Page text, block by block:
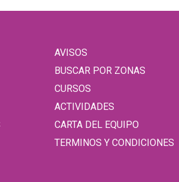
AVISOS
BUSCAR POR ZONAS
CURSOS
ACTIVIDADES
CARTA DEL EQUIPO
TERMINOS Y CONDICIONES